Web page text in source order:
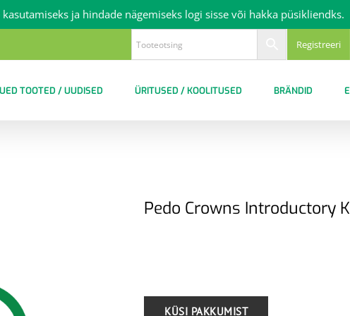
Registreeri
TOOTED / UUDISED ÜRITUSED / KOOLITUSED BRÄNDID
Pedo Crowns Introductory
kasutamiseks ja hindade nägemiseks logi sisse või hakka püsikliendks.